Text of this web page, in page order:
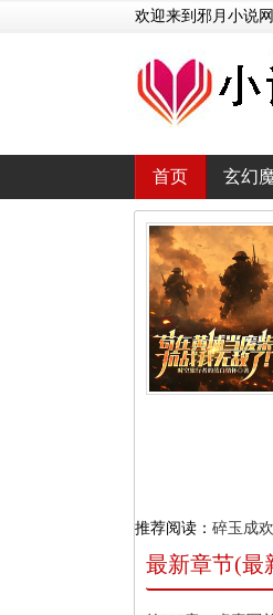
欢迎来到邪月小说网
首页 玄幻
推荐阅读： 碎玉成欢
最新章节(最